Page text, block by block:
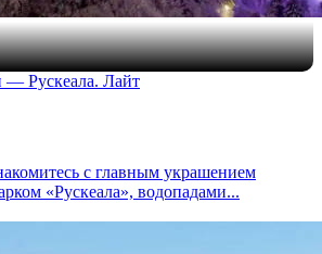
Рускеала. Лайт
с главным украшением
«Рускеала», водопадами...